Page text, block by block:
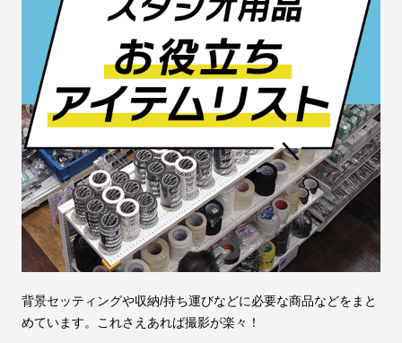
背景セッティングや収納/持ち運びなどに必要な商品などをまと
めています。これさえあれば撮影が楽々！